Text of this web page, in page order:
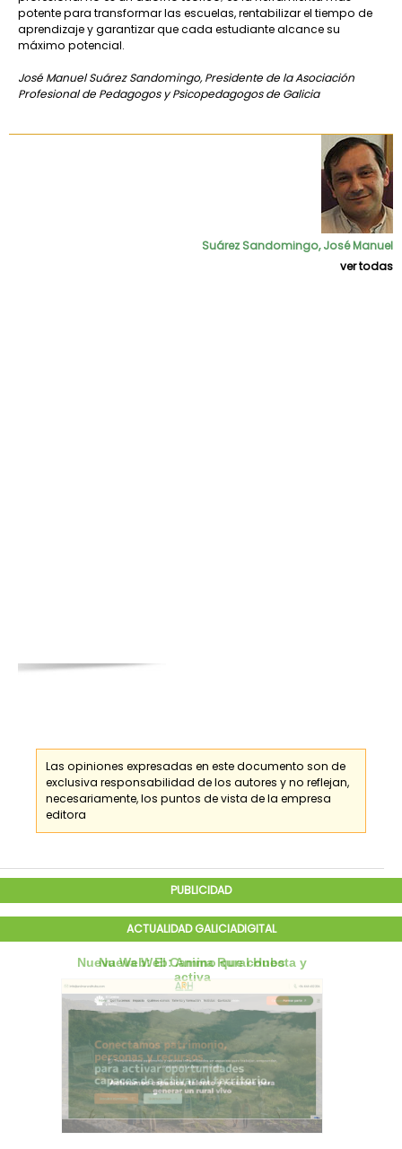
potente para transformar las escuelas, rentabilizar el tiempo de
aprendizaje y garantizar que cada estudiante alcance su
máximo potencial.
José Manuel Suárez Sandomingo, Presidente de la Asociación
Profesional de Pedagogos y Psicopedagogos de Galicia
Suárez Sandomingo, José Manuel
ver todas
Las opiniones expresadas en este documento son de
exclusiva responsabilidad de los autores y no reflejan,
necesariamente, los puntos de vista de la empresa
editora
PUBLICIDAD
ACTUALIDAD GALICIADIGITAL